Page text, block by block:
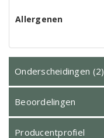
Allergenen
Onderscheidingen (2)
Beoordelingen
Producentprofiel